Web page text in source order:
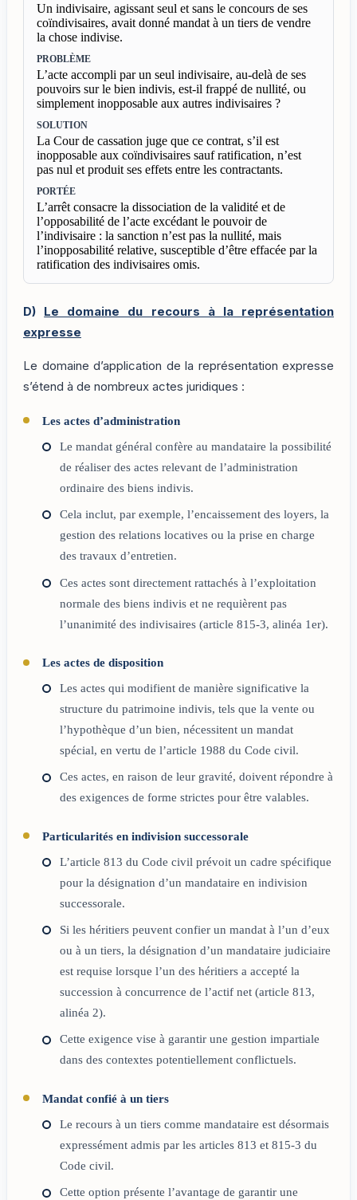
Un indivisaire, agissant seul et sans le concours de ses
coïndivisaires, avait donné mandat à un tiers de vendre
la chose indivise.
PROBLÈME
L’acte accompli par un seul indivisaire, au-delà de ses
pouvoirs sur le bien indivis, est-il frappé de nullité, ou
simplement inopposable aux autres indivisaires ?
SOLUTION
La Cour de cassation juge que ce contrat, s’il est
inopposable aux coïndivisaires sauf ratification, n’est
pas nul et produit ses effets entre les contractants.
PORTÉE
L’arrêt consacre la dissociation de la validité et de
l’opposabilité de l’acte excédant le pouvoir de
l’indivisaire : la sanction n’est pas la nullité, mais
l’inopposabilité relative, susceptible d’être effacée par la
ratification des indivisaires omis.
D) Le domaine du recours à la représentation
expresse
Le domaine d’application de la représentation expresse
s’étend à de nombreux actes juridiques :
Les actes d’administration
Le mandat général confère au mandataire la possibilité
de réaliser des actes relevant de l’administration
ordinaire des biens indivis.
Cela inclut, par exemple, l’encaissement des loyers, la
gestion des relations locatives ou la prise en charge
des travaux d’entretien.
Ces actes sont directement rattachés à l’exploitation
normale des biens indivis et ne requièrent pas
l’unanimité des indivisaires (article 815-3, alinéa 1er).
Les actes de disposition
Les actes qui modifient de manière significative la
structure du patrimoine indivis, tels que la vente ou
l’hypothèque d’un bien, nécessitent un mandat
spécial, en vertu de l’article 1988 du Code civil.
Ces actes, en raison de leur gravité, doivent répondre à
des exigences de forme strictes pour être valables.
Particularités en indivision successorale
L’article 813 du Code civil prévoit un cadre spécifique
pour la désignation d’un mandataire en indivision
successorale.
Si les héritiers peuvent confier un mandat à l’un d’eux
ou à un tiers, la désignation d’un mandataire judiciaire
est requise lorsque l’un des héritiers a accepté la
succession à concurrence de l’actif net (article 813,
alinéa 2).
Cette exigence vise à garantir une gestion impartiale
dans des contextes potentiellement conflictuels.
Mandat confié à un tiers
Le recours à un tiers comme mandataire est désormais
expressément admis par les articles 813 et 815-3 du
Code civil.
Cette option présente l’avantage de garantir une